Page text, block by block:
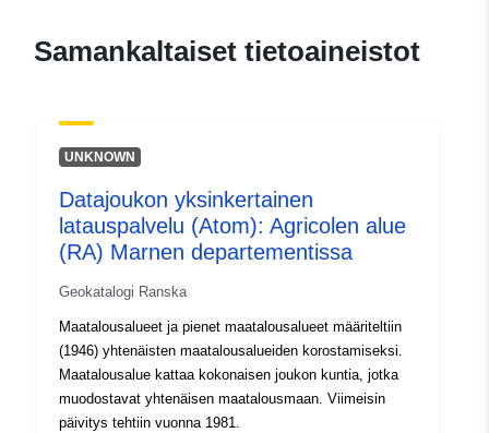
9c2d-4105-9374-
4b81-8b75-72a7fce8f684
Tyyppi:
Tietoaineistolinkki:
http://inspire.ec.europa.eu/
Samankaltaiset tietoaineistot
UNKNOWN
Datajoukon yksinkertainen
latauspalvelu (Atom): Agricolen alue
(RA) Marnen departementissa
Geokatalogi Ranska
Maatalousalueet ja pienet maatalousalueet määriteltiin
(1946) yhtenäisten maatalousalueiden korostamiseksi.
Maatalousalue kattaa kokonaisen joukon kuntia, jotka
muodostavat yhtenäisen maatalousmaan. Viimeisin
päivitys tehtiin vuonna 1981.